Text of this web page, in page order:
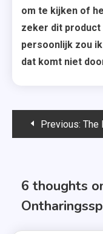
om te kijken of
zeker dit product
persoonlijk zou
dat komt niet
Bericht
Previous: The Lately
6 thoughts